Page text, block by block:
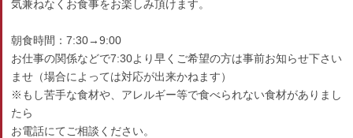
気兼ねなくお食事をお楽しみ頂けます。
朝食時間：7:30→9:00
お仕事の関係などで7:30より早くご希望の方は事前お知らせ下さい
ませ（場合によっては対応が出来かねます）
※もし苦手な食材や、アレルギー等で食べられない食材がありまし
たら
お電話にてご相談ください。